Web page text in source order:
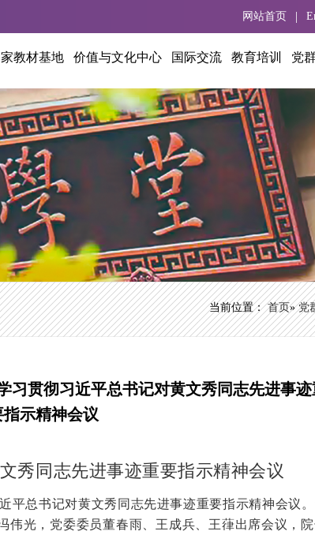
|
网站首页
教材基地 价值与文化中心 国际交流 教育培训 党
当前位置：首页»党
习贯彻习近平总书记对黄文秀同志先进事迹
指示精神会议
秀同志先进事迹重要指示精神会议
平总书记对黄文秀同志先进事迹重要指示精神会议
光，党委委员董春雨、王成兵、王葎出席会议，